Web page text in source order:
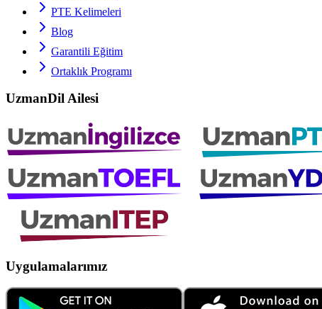
PTE Kelimeleri
Blog
Garantili Eğitim
Ortaklık Programı
UzmanDil Ailesi
Uygulamalarımız